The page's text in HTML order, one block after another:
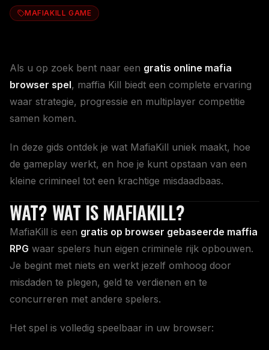
MAFIAKILL GAME
Als u op zoek bent naar een gratis online mafia
browser spel, maffia Kill biedt een complete ervaring
waar strategie, progressie en multiplayer competitie
samen komen.
In deze gids ontdek je wat MafiaKill uniek maakt, hoe
de gameplay werkt, en hoe je kunt opstaan van een
kleine crimineel tot een krachtige misdaadbaas.
WAT? WAT IS MAFIAKILL?
MafiaKill is een gratis op browser gebaseerde maffia
RPG waar spelers hun eigen criminele rijk opbouwen.
Je begint met niets en werkt jezelf omhoog door
misdaden te plegen, geld te verdienen en te
concurreren met andere spelers.
Het spel is volledig speelbaar in uw browser: